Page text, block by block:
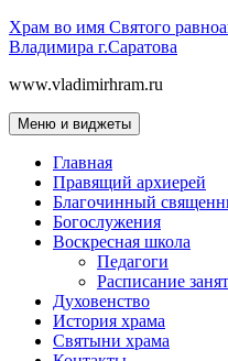
Перейти
к
Храм во имя Святого
Владимира г.Саратова
www.vladimirhram.ru
Меню и виджеты
Главная
Правящий архиерей
Благочинный
Богослужения
Воскресная школа
Педагоги
Расписание
Духовенство
История храма
Святыни храма